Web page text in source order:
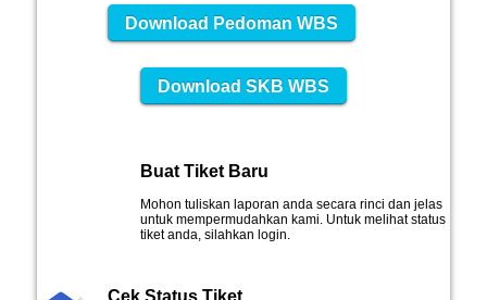
Download Pedoman WBS
Download SKB WBS
Buat Tiket Baru
Mohon tuliskan laporan anda secara rinci dan jelas
untuk mempermudahkan kami. Untuk melihat status
tiket anda, silahkan login.
Cek Status Tiket